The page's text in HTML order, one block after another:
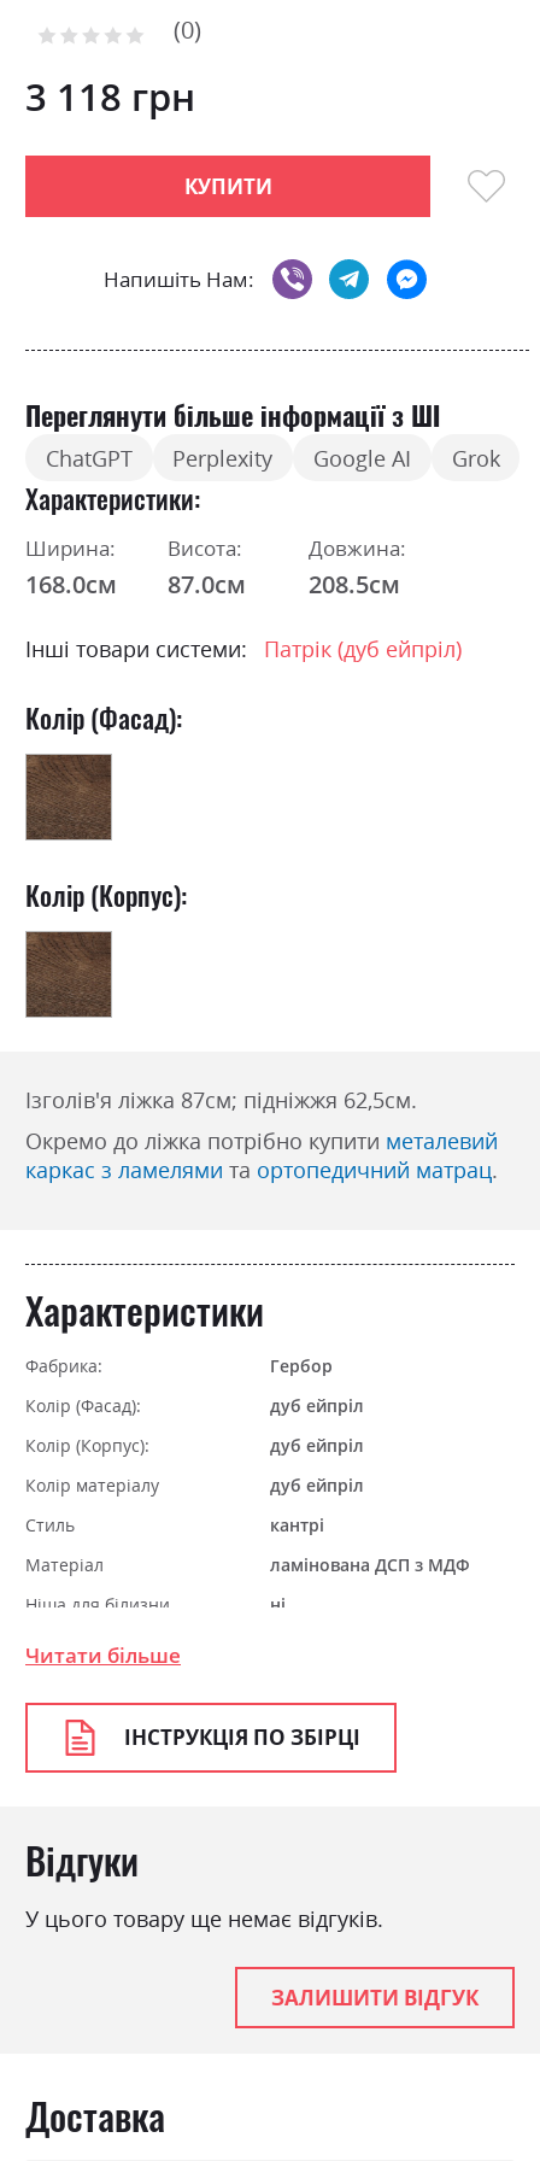
the
of
the
gallery
Рейтинг: 0
3 118 грн
КУПИТИ
Напишіть Нам:
Переглянути більше інформації з ШІ
ChatGPT Perplexity Google AI Grok
Характеристики
Ширина:
168.0см
Висота:
87.0см
Довжина:
208.5см
Інші товари системи: Патрік (дуб ейпріл)
Колір (Фасад):
Колір (Корпус):
Ізголів'я ліжка 87см; підніжжя 62,5см.
Окремо до ліжка потрібно купити металевий
каркас з ламелями та ортопедичний матрац.
Характеристики
Фабрика:
Гербор
Колір (Фасад):
дуб ейпріл
Колір (Корпус):
дуб ейпріл
Колір матеріалу
дуб ейпріл
Стиль
кантрі
Матеріал
ламінована ДСП з МДФ
Ніша для білизни
ні
Спальне місце
З підставкою під матрац
Читати більше
ІНСТРУКЦІЯ ПО ЗБІРЦІ
Відгуки
У цього товару ще немає відгуків.
ЗАЛИШИТИ ВІДГУК
Доставка